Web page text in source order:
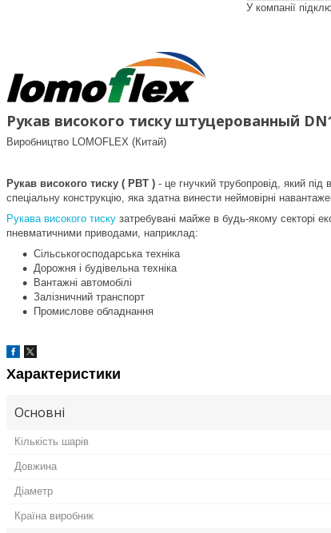
У компанії
Рукав високого тиску штуцерованный
Виробництво LOMOFLEX (Китай)
Рукав високого тиску ( РВТ ) - це гнучкий трубопровід, який під
спеціальну конструкцію, яка здатна винести неймовірні
Рукава високого тиску затребувані майже в будь-якому секторі
пневматичними приводами, наприклад:
Сільськогосподарська техніка
Дорожня і будівельна техніка
Вантажні автомобілі
Залізничний транспорт
Промислове обладнання
Характеристики
Основні
Кількість шарів
Довжина
Діаметр
Країна виробник